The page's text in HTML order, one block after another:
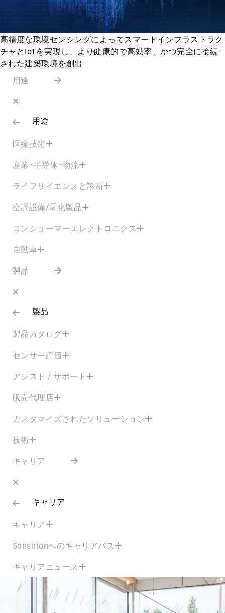
高精度な環境センシングによってスマートインフラストラク
チャとIoTを実現し、より健康的で高効率、かつ完全に接続
された建築環境を創出
用途
用途
医療技術
産業･半導体･物流
ライフサイエンスと診断
空調設備/電化製品
コンシューマーエレクトロニクス
自動車
製品
製品
製品カタログ
センサー評価
アシスト / サポート
販売代理店
カスタマイズされたソリューション
技術
キャリア
キャリア
キャリア
Sensirionへのキャリアパス
キャリアニュース